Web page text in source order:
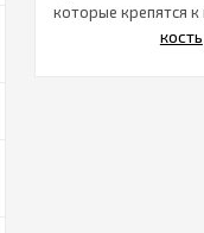
которые крепятся к
последующем